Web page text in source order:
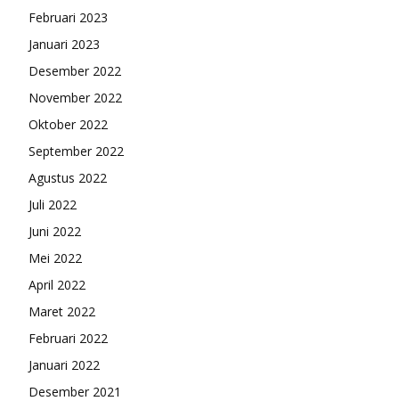
Februari 2023
Januari 2023
Desember 2022
November 2022
Oktober 2022
September 2022
Agustus 2022
Juli 2022
Juni 2022
Mei 2022
April 2022
Maret 2022
Februari 2022
Januari 2022
Desember 2021